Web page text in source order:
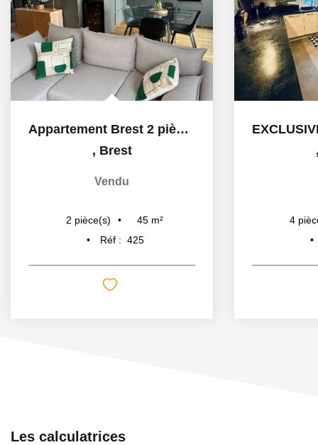
Appartement Brest 2 pièce(s)
, Brest
Vendu
2 pièce(s) 45 m²
Réf : 425
4
Les calculatrices